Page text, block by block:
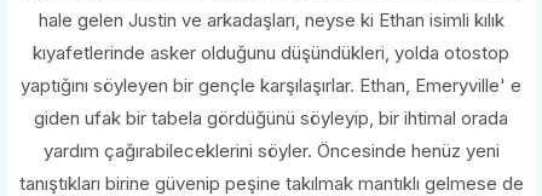
hale gelen Justin ve arkadaşları, neyse ki Ethan isimli kılık
kıyafetlerinde asker olduğunu düşündükleri, yolda otostop
yaptığını söyleyen bir gençle karşılaşırlar. Ethan, Emeryville' e
giden ufak bir tabela gördüğünü söyleyip, bir ihtimal orada
yardım çağırabileceklerini söyler. Öncesinde henüz yeni
tanıştıkları birine güvenip peşine takılmak mantıklı gelmese de